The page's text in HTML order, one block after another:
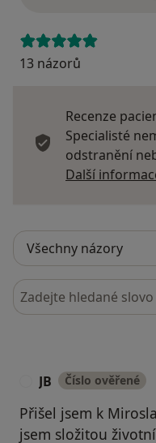
13 názorů
Recenze
Specialisté
odstranění
Další
Hledejte v názorech
JB Číslo ověřené
Přišel jsem k
jsem složitou